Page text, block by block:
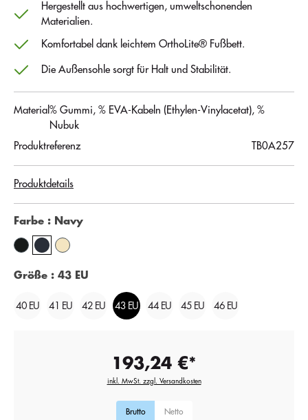
Hergestellt aus hochwertigen, umweltschonenden
Materialien.
Komfortabel dank leichtem OrthoLite® Fußbett.
Die Außensohle sorgt für Halt und Stabilität.
Material % Gummi, % EVA-Kabeln (Ethylen-Vinylacetat), %
Nubuk
Produktreferenz
TB0A257
Produktdetails
Farbe : Navy
Größe : 43 EU
40 EU 41 EU 42 EU 43 EU 44 EU 45 EU 46 EU
193,24 €*
inkl. MwSt. zzgl. Versandkosten
Brutto Netto